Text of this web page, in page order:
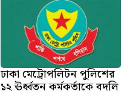
ঢাকা মেট্রোপলিটন পুলিশের
১২ ঊর্ধ্বতন কর্মকর্তাকে বদলি